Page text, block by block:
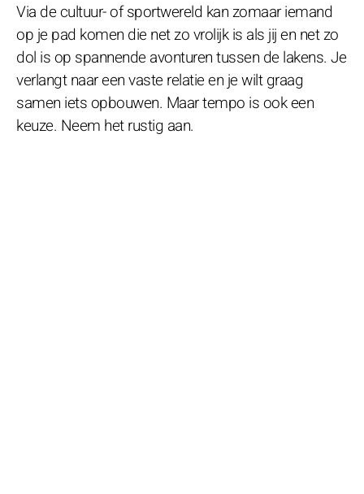
Via de cultuur- of sportwereld kan zomaar iemand
op je pad komen die net zo vrolijk is als jij en net zo
dol is op spannende avonturen tussen de lakens. Je
verlangt naar een vaste relatie en je wilt graag
samen iets opbouwen. Maar tempo is ook een
keuze. Neem het rustig aan.